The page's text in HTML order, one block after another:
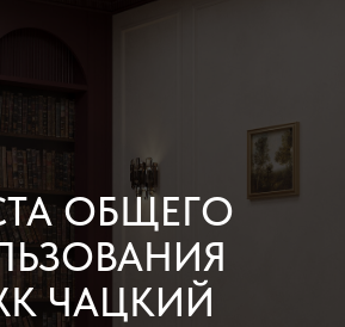
ОБЩЕГО
ЧАЦКИЙ